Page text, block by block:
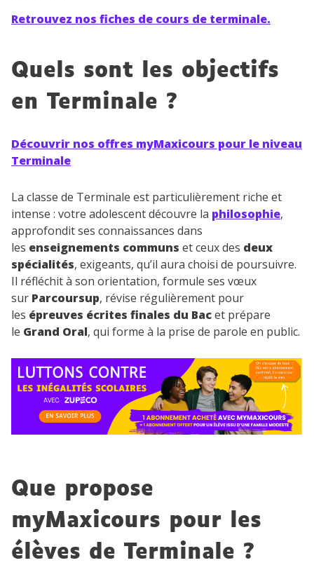
Retrouvez nos fiches de cours de terminale.
Quels sont les objectifs
en Terminale ?
Découvrir nos offres myMaxicours pour le niveau
Terminale
La classe de Terminale est particulièrement riche et
intense : votre adolescent découvre la philosophie,
approfondit ses connaissances dans
les enseignements communs et ceux des deux
spécialités, exigeants, qu’il aura choisi de poursuivre.
Il réfléchit à son orientation, formule ses vœux
sur Parcoursup, révise régulièrement pour
les épreuves écrites finales du Bacet prépare
le Grand Oral, qui forme à la prise de parole en public.
Que propose
myMaxicours pour les
élèves de Terminale ?